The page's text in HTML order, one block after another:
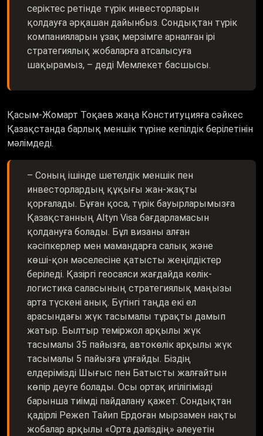
серіктес ретінде түрік инвесторларын
қолдауға әрқашан дайынбыз. Сондықтан түрік
компанияларын ұзақ мерзімге арналған ірі
стратегиялық жобаларға атсалысуға
шақырамыз, – деді Мемлекет басшысы.
Қасым-Жомарт Тоқаев жаңа Конституцияға сәйкес
Қазақстанда барлық меншік түріне кепілдік берілетінін
мәлімдеді.
– Соның ішінде шетелдік меншік пен
инвесторлардың құқығы жан-жақты
қорғалады. Бұған қоса, түрік бауырларымызға
Қазақстанның Altyn Visa бағдарламасын
қолдануға болады. Бұл визаны алған
кәсіпкерлер мен мамандарға салық және
көші-қон мәселесіне қатысты жеңілдіктер
беріледі. Қазіргі геосаяси жағдайда көлік-
логистика саласының стратегиялық маңызы
арта түскені анық. Бүгінгі таңда екі ел
арасындағы жүк тасымалы тұрақты дамып
жатыр. Былтыр теміржол арқылы жүк
тасымалы 35 пайызға, автокөлік арқылы жүк
тасымалы 5 пайызға ұлғайды. Біздің
елдерімізді Шығыс пен Батысты жалғайтын
көпір деуге болады. Осы ортақ игілігімізді
барынша тиімді пайдалану қажет. Сондықтан
қадірлі Режеп Тайип Ердоған мырзамен нақты
жобалар арқылы «Орта дәліздің» әлеуетін